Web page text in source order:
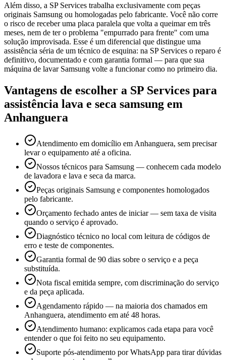
Além disso, a SP Services trabalha exclusivamente com peças
originais Samsung ou homologadas pelo fabricante. Você não corre
o risco de receber uma placa paralela que volta a queimar em três
meses, nem de ter o problema "empurrado para frente" com uma
solução improvisada. Esse é um diferencial que distingue uma
assistência séria de um técnico de esquina: na SP Services o reparo é
definitivo, documentado e com garantia formal — para que sua
máquina de lavar Samsung volte a funcionar como no primeiro dia.
Vantagens de escolher a SP Services para
assistência lava e seca samsung em
Anhanguera
Atendimento em domicílio em Anhanguera, sem precisar
levar o equipamento até a oficina.
Nossos técnicos para Samsung — conhecem cada modelo
de lavadora e lava e seca da marca.
Peças originais Samsung e componentes homologados
pelo fabricante.
Orçamento fechado antes de iniciar — sem taxa de visita
quando o serviço é aprovado.
Diagnóstico técnico no local com leitura de códigos de
erro e teste de componentes.
Garantia formal de 90 dias sobre o serviço e a peça
substituída.
Nota fiscal emitida sempre, com discriminação do serviço
e da peça aplicada.
Agendamento rápido — na maioria dos chamados em
Anhanguera, atendimento em até 48 horas.
Atendimento humano: explicamos cada etapa para você
entender o que foi feito no seu equipamento.
Suporte pós-atendimento por WhatsApp para tirar dúvidas